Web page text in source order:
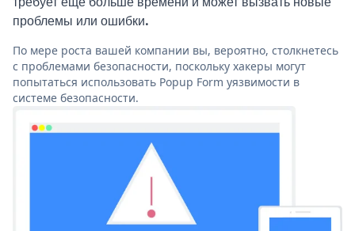
проблемы или ошибки.
По мере роста вашей компании вы, вероятно, столкнетесь
с проблемами безопасности, поскольку хакеры могут
попытаться использовать Popup Form уязвимости в
системе безопасности.